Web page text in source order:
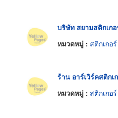
บริษัท สยามสติกเก
หมวดหมู่ : สติกเกอร์
ร้าน อาร์เวิร์คสติกเ
หมวดหมู่ : สติกเกอร์